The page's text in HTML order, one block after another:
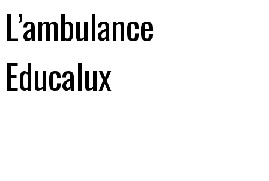
L’ambulance
Educalux